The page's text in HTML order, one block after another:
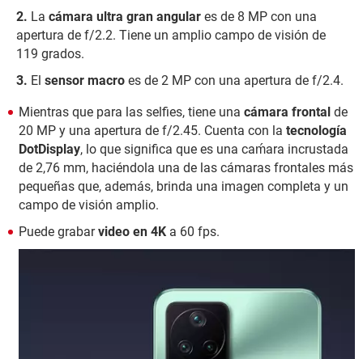
La cámara ultra gran angular es de 8 MP con una
apertura de f/2.2. Tiene un amplio campo de visión de
119 grados.
El sensor macro es de 2 MP con una apertura de f/2.4.
Mientras que para las selfies, tiene una cámara frontal de
20 MP y una apertura de f/2.45. Cuenta con la tecnología
DotDisplay, lo que significa que es una caḿara incrustada
de 2,76 mm, haciéndola una de las cámaras frontales más
pequeñas que, además, brinda una imagen completa y un
campo de visión amplio.
Puede grabarvideo en 4K a 60 fps.